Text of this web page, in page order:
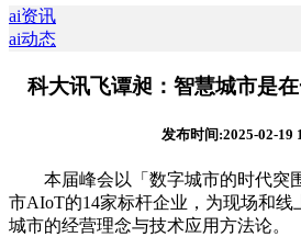
ai资讯
ai动态
科大讯飞谭昶：智慧城市是
发布时间:2025-02-19
本届峰会以「数字城市的时代突
市AIoT的14家标杆企业，为现场和线
城市的经营理念与技术应用方法论。